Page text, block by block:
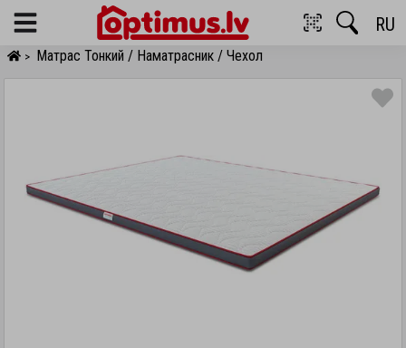
Menu RU
> Матрас Тонкий / Наматрасник / Чехол